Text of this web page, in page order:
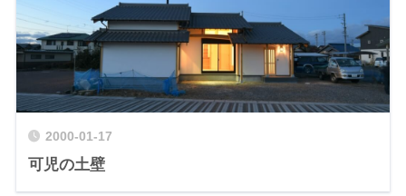
2000-01-17
可児の土壁